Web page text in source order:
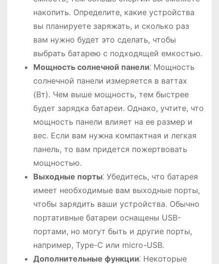
накопить. Определите, какие устройства
вы планируете заряжать, и сколько раз
вам нужно будет это сделать, чтобы
выбрать батарею с подходящей емкостью.
Мощность солнечной панели⁚ Мощность
солнечной панели измеряется в ваттах
(Вт). Чем выше мощность, тем быстрее
будет зарядка батареи. Однако, учтите, что
мощность панели влияет на ее размер и
вес. Если вам нужна компактная и легкая
панель, то вам придется пожертвовать
мощностью.
Выходные порты⁚ Убедитесь, что батарея
имеет необходимые вам выходные порты,
чтобы зарядить ваши устройства. Обычно
портативные батареи оснащены USB-
портами, но могут быть и другие порты,
например, Type-C или micro-USB.
Дополнительные функции⁚ Некоторые